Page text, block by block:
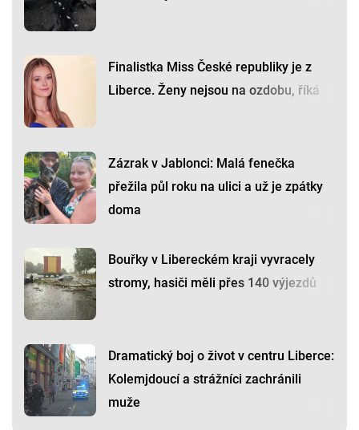
Finalistka Miss České republiky je z
Liberce. Ženy nejsou na ozdobu, říká
Zázrak v Jablonci: Malá fenečka
přežila půl roku na ulici a už je zpátky
doma
Bouřky v Libereckém kraji vyvracely
stromy, hasiči měli přes 140 výjezdů
Dramatický boj o život v centru Liberce:
Kolemjdoucí a strážníci zachránili
muže